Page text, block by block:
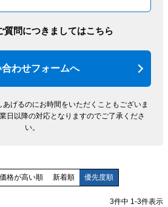
質問につきましてはこちら
わせフォームへ
げるのにお時間をいただくこともございま
日以降の対応となりますのでご了承くださ
い。
価格が高い順 新着順 優先度順
3件中 1 -3件表示